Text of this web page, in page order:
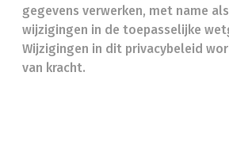
gegevens verwerken, met name
wijzigingen in de toepasselijke
Wijzigingen in dit privacybeleid
van kracht.